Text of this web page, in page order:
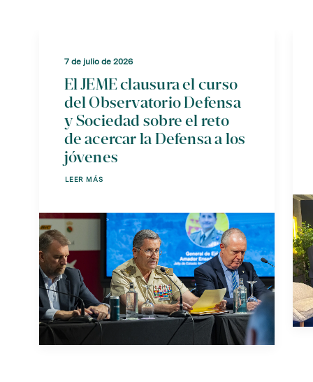
7 de julio de 2026
El JEME clausura el curso
del Observatorio Defensa
y Sociedad sobre el reto
de acercar la Defensa a los
jóvenes
LEER MÁS